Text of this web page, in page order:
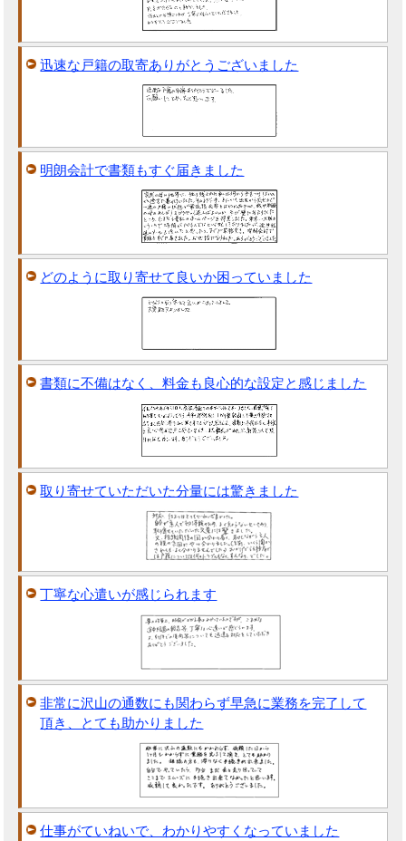
迅速な戸籍の取寄ありがとうございました
明朗会計で書類もすぐ届きました
どのように取り寄せて良いか困っていました
書類に不備はなく、料金も良心的な設定と感じました
取り寄せていただいた分量には驚きました
丁寧な心遣いが感じられます
非常に沢山の通数にも関わらず早急に業務を完了して
頂き、とても助かりました
仕事がていねいで、わかりやすくなっていました